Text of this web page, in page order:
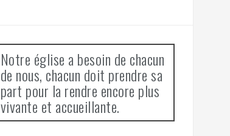
Notre église a besoin de chacun
de nous, chacun doit prendre sa
part pour la rendre encore plus
vivante et accueillante.